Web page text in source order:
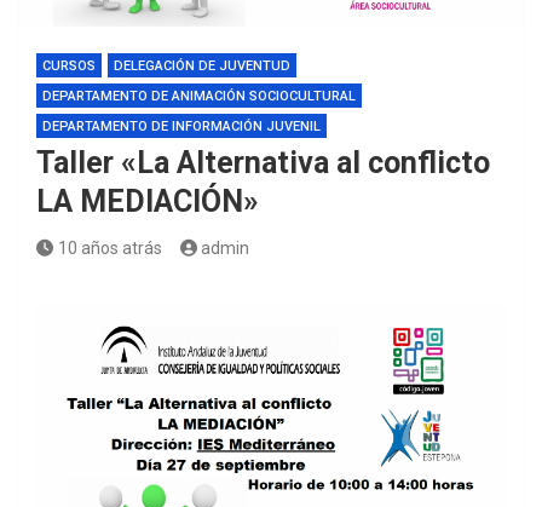
CURSOS
DELEGACIÓN DE JUVENTUD
DEPARTAMENTO DE ANIMACIÓN SOCIOCULTURAL
DEPARTAMENTO DE INFORMACIÓN JUVENIL
Taller «La Alternativa al conflicto
LA MEDIACIÓN»
10 años atrás admin